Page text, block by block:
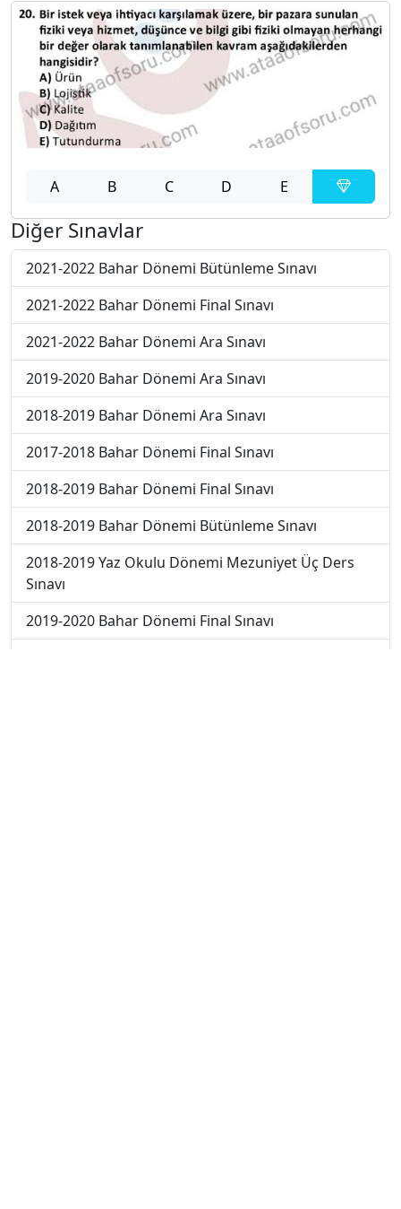
A B C D E
Diğer Sınavlar
2021-2022 Bahar Dönemi Bütünleme Sınavı
2021-2022 Bahar Dönemi Final Sınavı
2021-2022 Bahar Dönemi Ara Sınavı
2019-2020 Bahar Dönemi Ara Sınavı
2018-2019 Bahar Dönemi Ara Sınavı
2017-2018 Bahar Dönemi Final Sınavı
2018-2019 Bahar Dönemi Final Sınavı
2018-2019 Bahar Dönemi Bütünleme Sınavı
2018-2019 Yaz Okulu Dönemi Mezuniyet Üç Ders
Sınavı
2019-2020 Bahar Dönemi Final Sınavı